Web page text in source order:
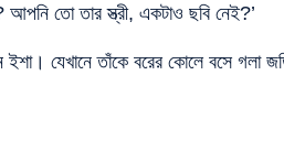
আপনি তো তার স্ত্রী, একটাও ছবি নেই?’
ইশা। যেখানে তাঁকে বরের কোলে বসে গলা